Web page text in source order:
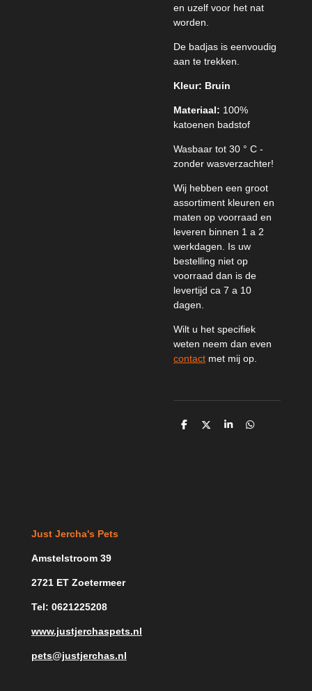
en uzelf voor het nat
worden.
De badjas is eenvoudig
aan te trekken.
Kleur: Bruin
Materiaal: 100%
katoenen badstof
Wasbaar tot 30 ° C -
zonder wasverzachter!
Wij hebben een groot
assortiment kleuren en
maten op voorraad en
leveren binnen 1 a 2
werkdagen. Is uw
bestelling niet op
voorraad dan is de
levertijd ca 7 a 10
dagen.
Wilt u het specifiek
weten neem dan even
contact met mij op.
D
D
S
D
Just Jercha's Pets
Amstelstroom 39
2721 ET Zoetermeer
Tel: 0621225208
www.justjerchaspets.nl
pets@justjerchas.nl